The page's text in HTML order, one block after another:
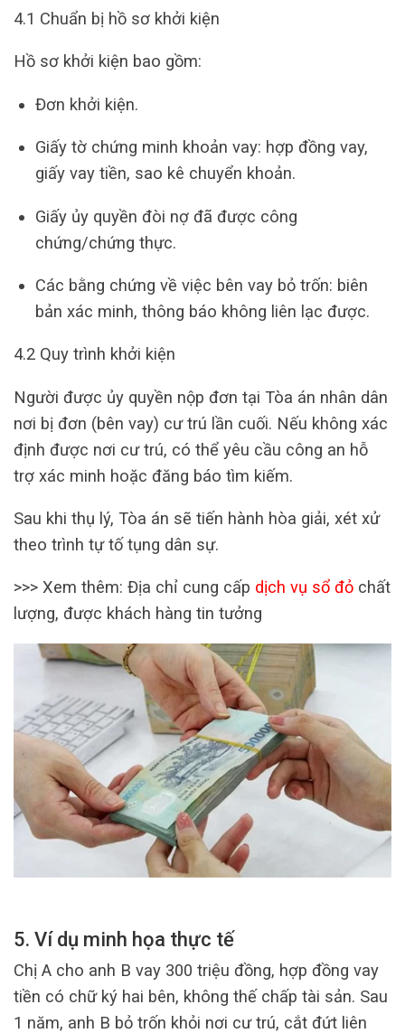
4.1 Chuẩn bị hồ sơ khởi kiện
Hồ sơ khởi kiện bao gồm:
Đơn khởi kiện.
Giấy tờ chứng minh khoản vay: hợp đồng vay,
giấy vay tiền, sao kê chuyển khoản.
Giấy ủy quyền đòi nợ đã được công
chứng/chứng thực.
Các bằng chứng về việc bên vay bỏ trốn: biên
bản xác minh, thông báo không liên lạc được.
4.2 Quy trình khởi kiện
Người được ủy quyền nộp đơn tại Tòa án nhân dân
nơi bị đơn (bên vay) cư trú lần cuối. Nếu không xác
định được nơi cư trú, có thể yêu cầu công an hỗ
trợ xác minh hoặc đăng báo tìm kiếm.
Sau khi thụ lý, Tòa án sẽ tiến hành hòa giải, xét xử
theo trình tự tố tụng dân sự.
>>> Xem thêm: Địa chỉ cung cấp dịch vụ sổ đỏ chất
lượng, được khách hàng tin tưởng
5. Ví dụ minh họa thực tế
Chị A cho anh B vay 300 triệu đồng, hợp đồng vay
tiền có chữ ký hai bên, không thế chấp tài sản. Sau
1 năm, anh B bỏ trốn khỏi nơi cư trú, cắt đứt liên